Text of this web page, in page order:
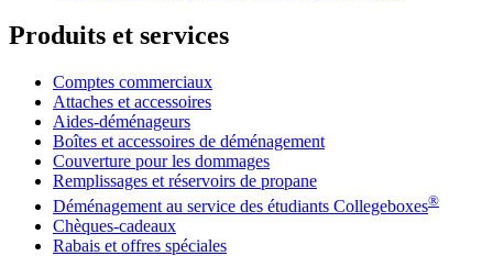
Produits et services
Comptes commerciaux
Attaches et accessoires
Aides-déménageurs
Boîtes et accessoires de déménagement
Couverture pour les dommages
Remplissages et réservoirs de propane
Déménagement au service des étudiants Collegeboxes®
Chèques-cadeaux
Rabais et offres spéciales